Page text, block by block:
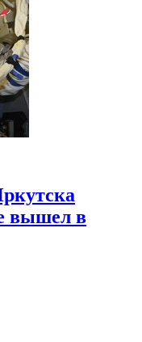
вышел в